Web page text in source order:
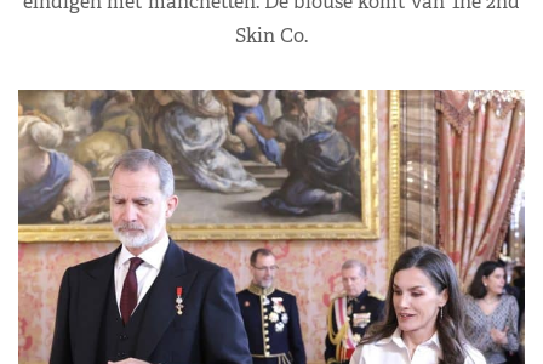
Skin Co.